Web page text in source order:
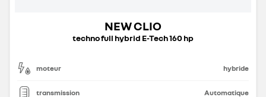
NEW CLIO
techno full hybrid E-Tech 160 hp
moteur hybride
transmission Automatique